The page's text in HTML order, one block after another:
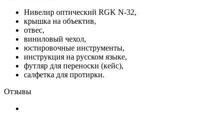
Нивелир оптический RGK N-32,
крышка на объектив,
отвес,
виниловый чехол,
юстировочные инструменты,
инструкция на русском языке,
футляр для переноски (кейс),
салфетка для протирки.
Отзывы